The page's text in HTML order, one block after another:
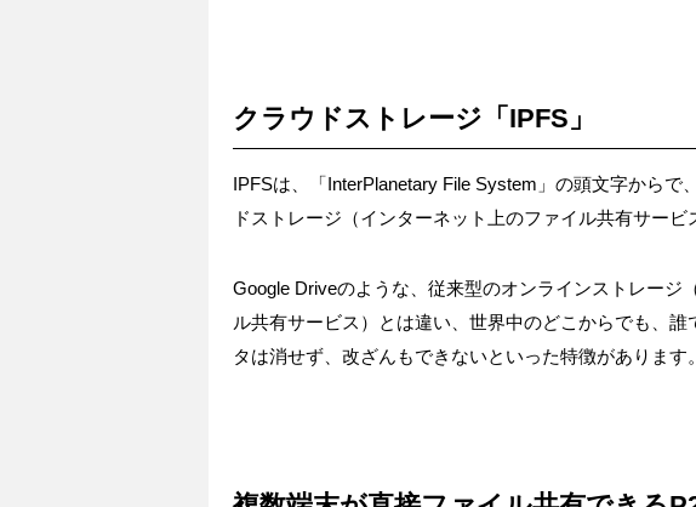
クラウドストレージ「IPFS」
IPFSは、「InterPlanetary File System」の頭文字からで
ドストレージ（インターネット上のファイル共有サービ
Google Driveのような、従来型のオンラインストレージ
ル共有サービス）とは違い、世界中のどこからでも、
タは消せず、改ざんもできないといった特徴があります。